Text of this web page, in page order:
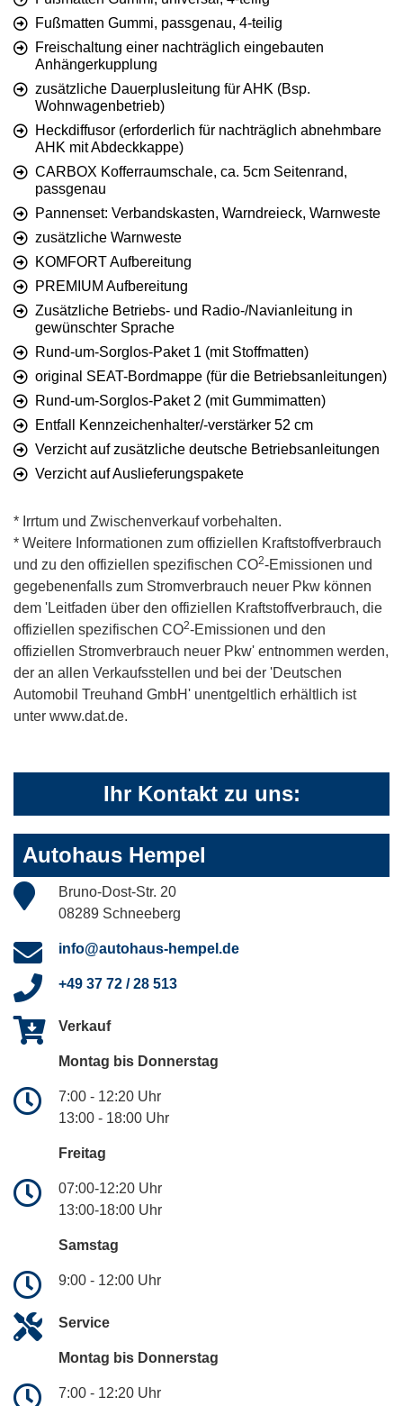
Fußmatten Gummi, passgenau, 4-teilig
Freischaltung einer nachträglich eingebauten
Anhängerkupplung
zusätzliche Dauerplusleitung für AHK (Bsp.
Wohnwagenbetrieb)
Heckdiffusor (erforderlich für nachträglich abnehmbare
AHK mit Abdeckkappe)
CARBOX Kofferraumschale, ca. 5cm Seitenrand,
passgenau
Pannenset: Verbandskasten, Warndreieck, Warnweste
zusätzliche Warnweste
KOMFORT Aufbereitung
PREMIUM Aufbereitung
Zusätzliche Betriebs- und Radio-/Navianleitung in
gewünschter Sprache
Rund-um-Sorglos-Paket 1 (mit Stoffmatten)
original SEAT-Bordmappe (für die Betriebsanleitungen)
Rund-um-Sorglos-Paket 2 (mit Gummimatten)
Entfall Kennzeichenhalter/-verstärker 52 cm
Verzicht auf zusätzliche deutsche Betriebsanleitungen
Verzicht auf Auslieferungspakete
* Irrtum und Zwischenverkauf vorbehalten.
* Weitere Informationen zum offiziellen Kraftstoffverbrauch
und zu den offiziellen spezifischen CO2-Emissionen und
gegebenenfalls zum Stromverbrauch neuer Pkw können
dem 'Leitfaden über den offiziellen Kraftstoffverbrauch, die
offiziellen spezifischen CO2-Emissionen und den
offiziellen Stromverbrauch neuer Pkw' entnommen werden,
der an allen Verkaufsstellen und bei der 'Deutschen
Automobil Treuhand GmbH' unentgeltlich erhältlich ist
unter www.dat.de.
Ihr Kontakt zu uns:
Autohaus Hempel
Bruno-Dost-Str. 20
08289 Schneeberg
info@autohaus-hempel.de
+49 37 72 / 28 513
Verkauf
Montag bis Donnerstag
7:00 - 12:20 Uhr
13:00 - 18:00 Uhr
Freitag
07:00-12:20 Uhr
13:00-18:00 Uhr
Samstag
9:00 - 12:00 Uhr
Service
Montag bis Donnerstag
7:00 - 12:20 Uhr